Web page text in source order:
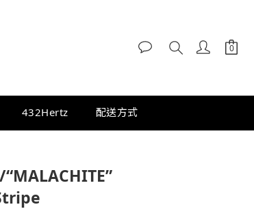
432Hertz 配送方式